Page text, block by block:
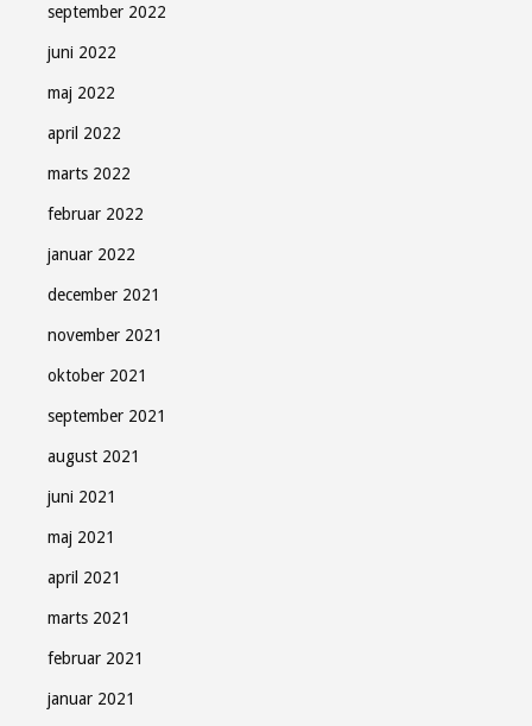
september 2022
juni 2022
maj 2022
april 2022
marts 2022
februar 2022
januar 2022
december 2021
november 2021
oktober 2021
september 2021
august 2021
juni 2021
maj 2021
april 2021
marts 2021
februar 2021
januar 2021